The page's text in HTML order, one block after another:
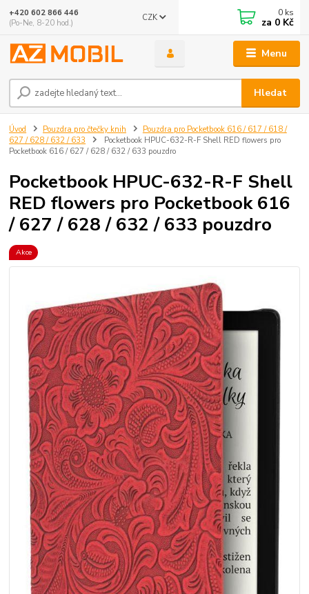
Menu
CZK
Hledat
+420 602 866 446
(Po-Ne, 8-20 hod.)
0 ks
za 0 Kč
Úvod Pouzdra pro čtečky knih
Pouzdra pro Pocketbook 616 / 617 / 618 /
627 / 628 / 632 / 633
Pocketbook HPUC-632-R-F Shell RED flowers pro
Pocketbook 616 / 627 / 628 / 632 / 633 pouzdro
Pocketbook HPUC-632-R-F Shell
RED flowers pro Pocketbook 616
/ 627 / 628 / 632 / 633 pouzdro
Akce